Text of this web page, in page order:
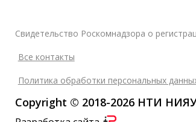
Свидетельство Роскомнадзора о
Все контакты
Политика обработки персональных
Copyright © 2018-2026 НТИ